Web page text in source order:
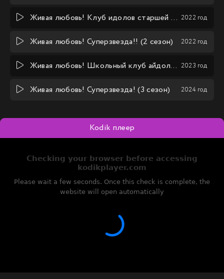
Живая любовь! Клуб идолов старшей школы Нидзигасаки (2 сезон) 2022 год
Живая любовь! Суперзвезда!! (2 сезон) 2022 год
Живая любовь! Школьный клуб айдолов OVA 2023 год
Живая любовь! Суперзвезда! (3 сезон) 2024 год
Kodik плеер